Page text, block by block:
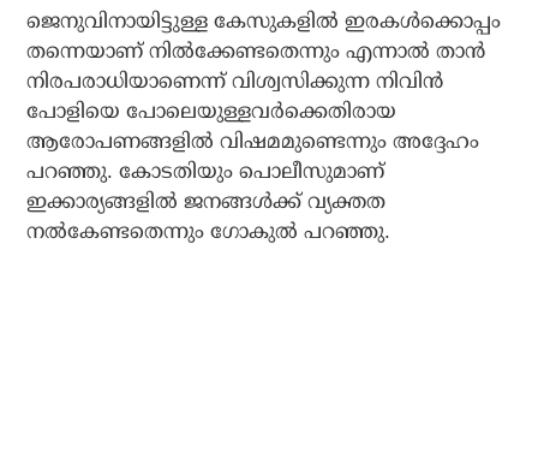
ജെനുവിനായിട്ടുള്ള കേസുകളില്‍ ഇരകള്‍ക്കൊപ്പം
തന്നെയാണ് നില്‍ക്കേണ്ടതെന്നും എന്നാല്‍ താന്‍
നിരപരാധിയാണെന്ന് വിശ്വസിക്കുന്ന നിവിന്‍
പോളിയെ പോലെയുള്ളവര്‍ക്കെതിരായ
ആരോപണങ്ങളില്‍ വിഷമമുണ്ടെന്നും അദ്ദേഹം
പറഞ്ഞു. കോടതിയും പൊലീസുമാണ്
ഇക്കാര്യങ്ങളില്‍ ജനങ്ങള്‍ക്ക് വ്യക്തത
നല്‍കേണ്ടതെന്നും ഗോകുല്‍ പറഞ്ഞു.